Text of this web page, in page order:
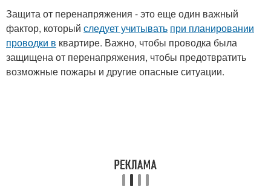
Защита от перенапряжения - это еще один важный
фактор, который следует учитывать при планировании
проводки в квартире. Важно, чтобы проводка была
защищена от перенапряжения, чтобы предотвратить
возможные пожары и другие опасные ситуации.